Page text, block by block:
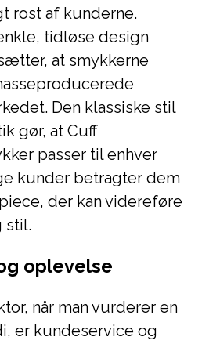
rost af kunderne.
tidløse design
at smykkerne
Den klassiske stil
gør, at Cuff
passer til enhver
kunder betragter dem
der kan videreføre
stil.
oplevelse
når man vurderer en
er kundeservice og